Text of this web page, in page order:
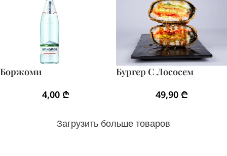
Боржоми
4,00 ₾
Бургер С Лососем
49,90 ₾
Загрузить больше товаров